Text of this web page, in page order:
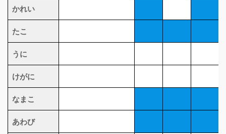
かれい
たこ
うに
けがに
なまこ
あわび